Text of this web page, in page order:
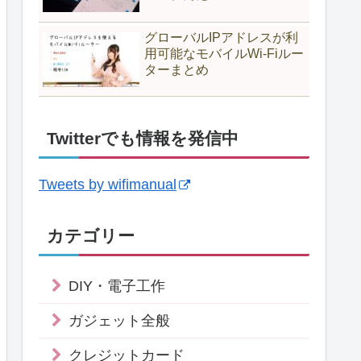
グローバルIPアドレスが利
用可能なモバイルWi-Fiルー
ターまとめ
Twitterでも情報を発信中
Tweets by wifimanual
カテゴリー
DIY・電子工作
ガジェット全般
クレジットカード